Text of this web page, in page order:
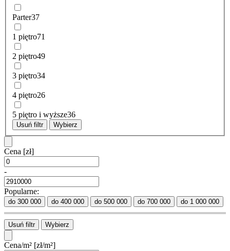
Parter37
1 piętro71
2 piętro49
3 piętro34
4 piętro26
5 piętro i wyższe36
Usuń filtr Wybierz
Cena [zł]
-
Popularne:
do 300 000 do 400 000 do 500 000 do 700 000 do 1 000 000
Usuń filtr Wybierz
Cena/m² [zł/m²]